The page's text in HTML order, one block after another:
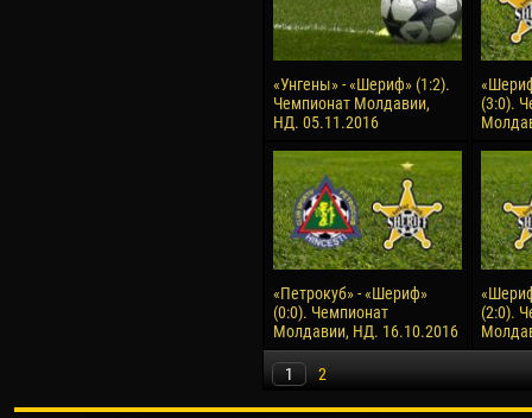
«Унгены» - «Шериф» (1:2).
Чемпионат Молдавии,
НД. 05.11.2016
(3:0).
«Петрокуб» - «Шериф»
(0:0). Чемпионат
Молдавии, НД. 16.10.2016
(2:0).
1 2